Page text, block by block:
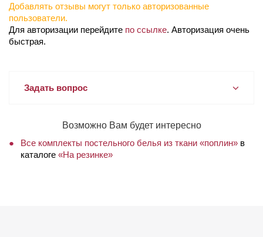
Добавлять отзывы могут только авторизованные
пользователи.
Для авторизации перейдите по ссылке. Авторизация очень
быстрая.
Задать вопрос
Возможно Вам будет интересно
Все комплекты постельного белья из ткани «поплин» в
каталоге «На резинке»